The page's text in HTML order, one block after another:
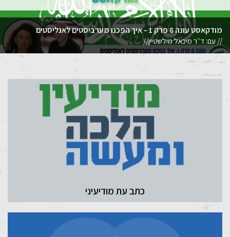
מודקאסט עונה 8 פרק 1 - איך הפכנו מערביסטים לאנליסטים
// עם: ד״ר מיכאל מילשטיין//
כתב עת מודיעיני